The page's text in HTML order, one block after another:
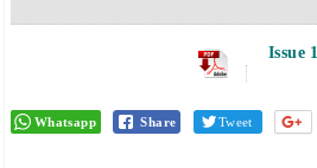
Issue
Whatsapp Share Tweet